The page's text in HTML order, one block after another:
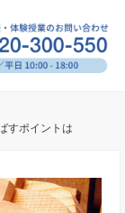
すポイントは